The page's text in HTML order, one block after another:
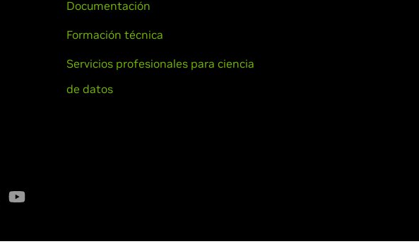
Documentación
Formación técnica
Servicios profesionales para ciencia
de datos